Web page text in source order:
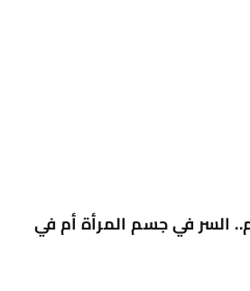
السر في جسم المرأة أم في